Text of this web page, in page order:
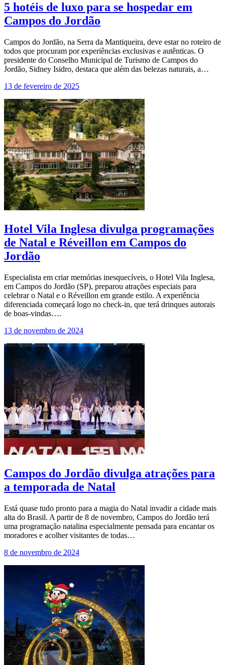
5 hotéis de luxo para se hospedar em
Campos do Jordão
Campos do Jordão, na Serra da Mantiqueira, deve estar no roteiro de
todos que procuram por experiências exclusivas e autênticas. O
presidente do Conselho Municipal de Turismo de Campos do
Jordão, Sidney Isidro, destaca que além das belezas naturais, a…
13 de fevereiro de 2025
Hotel Vila Inglesa divulga programações
de Natal e Réveillon em Campos do
Jordão
Especialista em criar memórias inesquecíveis, o Hotel Vila Inglesa,
em Campos do Jordão (SP), preparou atrações especiais para
celebrar o Natal e o Réveillon em grande estilo. A experiência
diferenciada começará logo no check-in, que terá drinques autorais
de boas-vindas….
13 de novembro de 2024
Campos do Jordão divulga atrações para
a temporada de Natal
Está quase tudo pronto para a magia do Natal invadir a cidade mais
alta do Brasil. A partir de 8 de novembro, Campos do Jordão terá
uma programação natalina especialmente pensada para encantar os
moradores e acolher visitantes de todas…
8 de novembro de 2024